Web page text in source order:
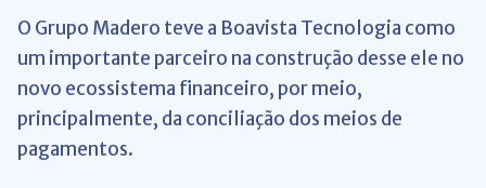
O Grupo Madero teve a Boavista Tecnologia como
um importante parceiro na construção desse ele no
novo ecossistema financeiro, por meio,
principalmente, da conciliação dos meios de
pagamentos.